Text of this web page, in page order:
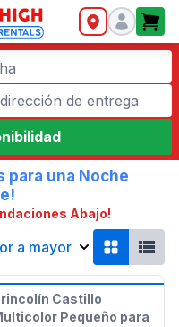
para una Noche
Abajo!
a mayor
Castillo
Pequeño para